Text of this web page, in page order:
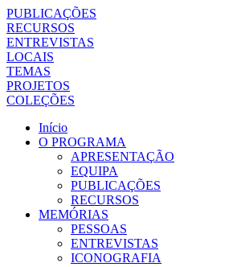
PUBLICAÇÕES
RECURSOS
ENTREVISTAS
LOCAIS
TEMAS
PROJETOS
COLEÇÕES
Início
O PROGRAMA
APRESENTAÇÃO
EQUIPA
PUBLICAÇÕES
RECURSOS
MEMÓRIAS
PESSOAS
ENTREVISTAS
ICONOGRAFIA